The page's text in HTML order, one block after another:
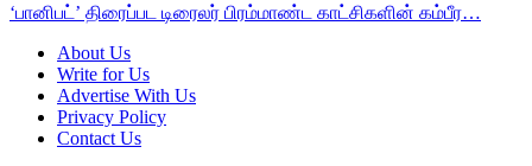
‘பானிபட்’ திரைப்பட டிரைலர் பிரம்மாண்ட காட்சிகளின் கம்பீர…
About Us
Write for Us
Advertise With Us
Privacy Policy
Contact Us